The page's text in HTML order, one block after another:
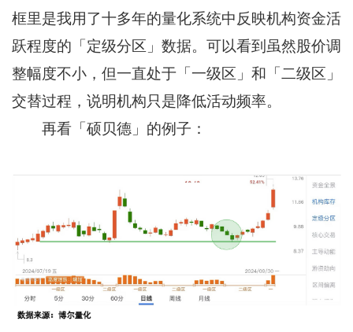
框里是我用了十多年的量化系统中反映机构资金活
跃程度的「定级分区」数据。可以看到虽然股价调
整幅度不小，但一直处于「一级区」和「二级区」
交替过程，说明机构只是降低活动频率。
再看「硕贝德」的例子：